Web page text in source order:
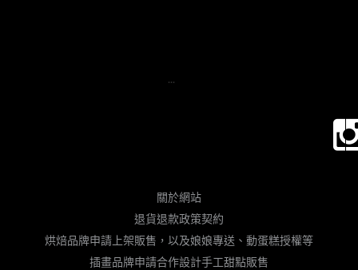
...
關於網站
退貨退款政策契約
烘焙品牌申請上架販售，以及娘娘專送、動蛋糕授權等
插畫品牌申請合作設計手工甜點販售